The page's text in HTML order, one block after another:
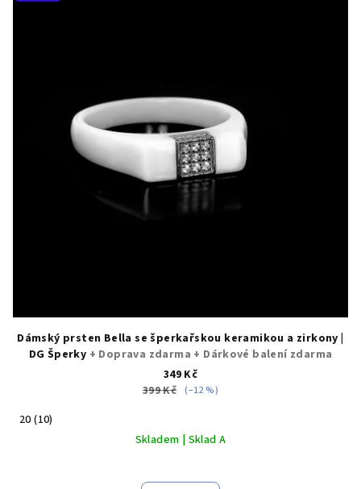
Dámský prsten Bella se šperkařskou keramikou a zirkony |
DG Šperky + Doprava zdarma + Dárkové balení zdarma
349 Kč
399 Kč (–12 %)
20 (10)
Skladem | Sklad A